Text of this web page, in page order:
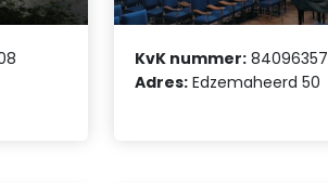
KvK nummer: 84096357
Adres: Edzemaheerd 50